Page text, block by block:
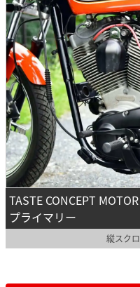
TASTE CONCEPT
プライマリー
縦スク